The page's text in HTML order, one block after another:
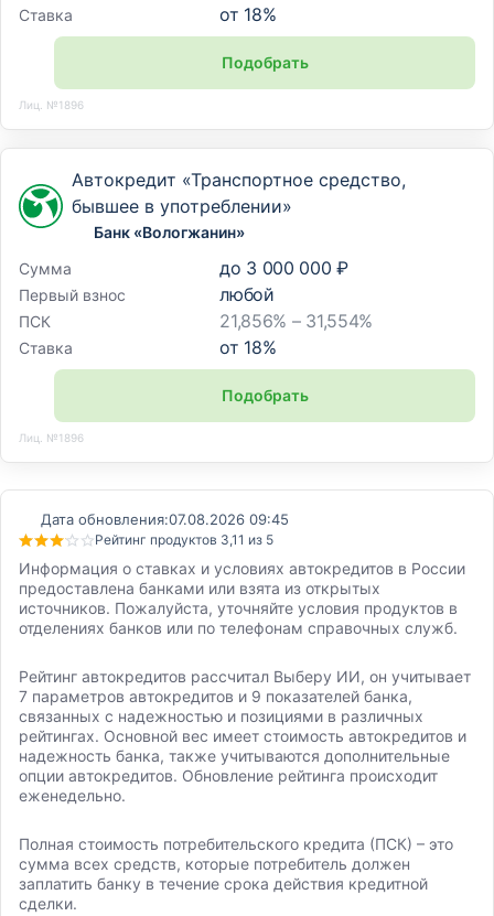
Ставка от 18%
Подобрать
Лиц. №1896
Автокредит «Транспортное средство,
бывшее в употреблении»
Банк «Вологжанин»
Сумма
до 3 000 000 ₽
Первый взнос любой
ПСК 21,856% – 31,554%
Ставка от 18%
Подобрать
Лиц. №1896
Дата обновления:07.08.2026 09:45
Рейтинг продуктов 3,11 из 5
Информация о ставках и условиях автокредитов в России
предоставлена банками или взята из открытых
источников. Пожалуйста, уточняйте условия продуктов в
отделениях банков или по телефонам справочных служб.
Рейтинг автокредитов рассчитал Выберу ИИ, он учитывает
7 параметров автокредитов и 9 показателей банка,
связанных с надежностью и позициями в различных
рейтингах. Основной вес имеет стоимость автокредитов и
надежность банка, также учитываются дополнительные
опции автокредитов. Обновление рейтинга происходит
еженедельно.
Полная стоимость потребительского кредита (ПСК) – это
сумма всех средств, которые потребитель должен
заплатить банку в течение срока действия кредитной
сделки.